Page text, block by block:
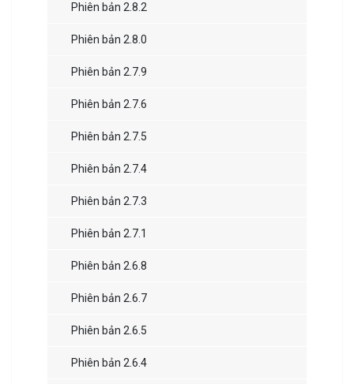
Phiên bản 2.8.2
Phiên bản 2.8.0
Phiên bản 2.7.9
Phiên bản 2.7.6
Phiên bản 2.7.5
Phiên bản 2.7.4
Phiên bản 2.7.3
Phiên bản 2.7.1
Phiên bản 2.6.8
Phiên bản 2.6.7
Phiên bản 2.6.5
Phiên bản 2.6.4